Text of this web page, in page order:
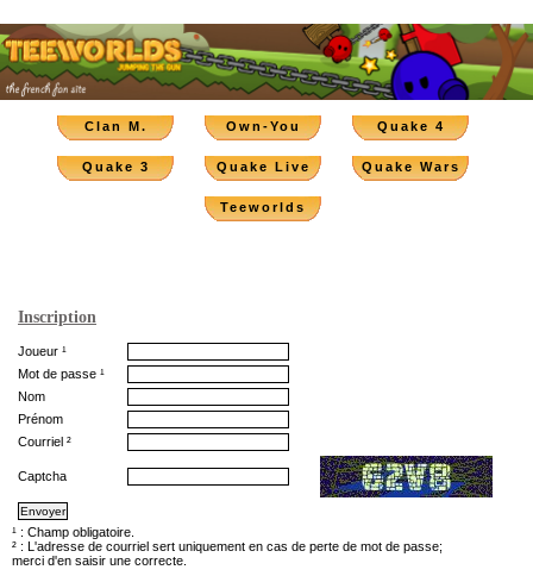
Clan M. Own-You Quake 4
Quake 3 Quake Live Quake Wars
Teeworlds
Inscription
Joueur ¹
Mot de passe ¹
Nom
Prénom
Courriel ²
Captcha
¹ : Champ obligatoire.
² : L'adresse de courriel sert uniquement en cas de perte de mot de passe;
merci d'en saisir une correcte.